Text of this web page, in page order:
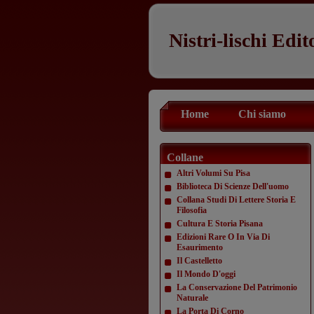
Nistri-lischi
Home Chi siamo
Collane
Altri Volumi Su Pisa
Biblioteca Di Scienze Dell'uomo
Collana Studi Di Lettere Storia E
Filosofia
Cultura E Storia Pisana
Edizioni Rare O In Via Di
Esaurimento
Il Castelletto
Il Mondo D'oggi
La Conservazione Del Patrimonio
Naturale
La Porta Di Corno